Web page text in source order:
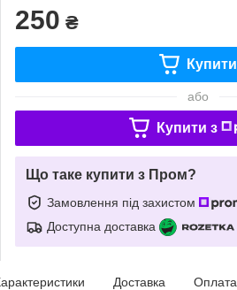
250 ₴
Купити
або
Купити з
Що таке купити з Пром?
Замовлення під захистом
Доступна доставка
Доставка Оплата